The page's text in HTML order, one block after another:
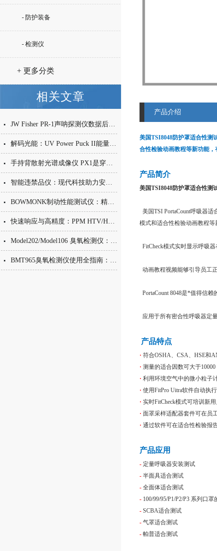
- 防护装备
- 检测仪
+ 更多分类
相关文章
JW Fisher PR-1声呐探测仪数据后处理，新手容易踩的坑
解码光能：UV Power Puck II能量计如何为固化工艺建立“数字标尺”
手持背散射光谱成像仪 PX1是穿透表象的“安全之眼”
智能违禁品仪：现代科技助力安全监管
BOWMONK制动性能测试仪：精准测量汽车安全性能的好助手
快速响应与高精度：PPM HTV/HTV-M 甲醛检测仪的监测优势
Model202/Model106 臭氧检测仪：紫外吸收法在工业臭氧浓度监测中的应用
BMT965臭氧检测仪使用全指南：从安装到维护的完整流程
产品介绍
美国TSI8048防护罩适合性测
合性检验动画教程等新功能
产品简介
美国TSI8048防护罩适合性测
美国TSI PortaCount呼吸器
模式和适合性检验动画教程
FitCheck模式实时显示呼吸
动画教程视频能够引导员工
PortaCount 8048是*值得信
应用于所有密合性呼吸器定
产品特点
· 符合OSHA、CSA、HSE和
· 测量的适合因数可大于10000
· 利用环境空气中的微小粒子
· 使用FitPro Uitra软件自动执
· 实时FitCheck模式可培训新
· 面罩采样适配器套件可在员
· 通过软件可在适合性检验报
产品应用
- 定量呼吸器安装测试
- 半面具适合测试
- 全面体适合测试
- 100/99/95/P1/P2/P3 系列口
- SCBA适合测试
- 气罩适合测试
- 帕普适合测试